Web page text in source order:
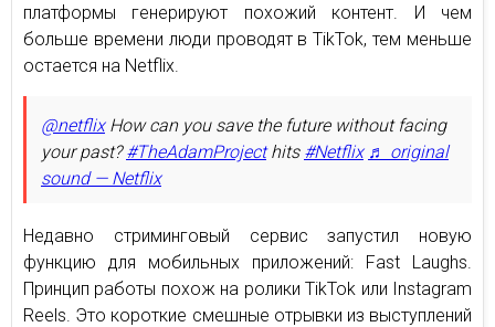
платформы генерируют похожий контент. И чем
больше времени люди проводят в TikTok, тем меньше
остается на Netflix.
@netflixHow can you save the future without facing
your past?#TheAdamProjecthits #Netflix ♬ original
sound — Netflix
Недавно стриминговый сервис запустил новую
функцию для мобильных приложений: Fast Laughs.
Принцип работы похож на ролики TikTok или Instagram
Reels. Это короткие смешные отрывки из выступлений